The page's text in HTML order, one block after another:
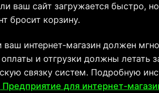
ваш сайт загружается быстро,
бросит корзину.
ваш интернет-магазин должен
и отгрузки должны летать
связку систем. Подробную
для интернет-